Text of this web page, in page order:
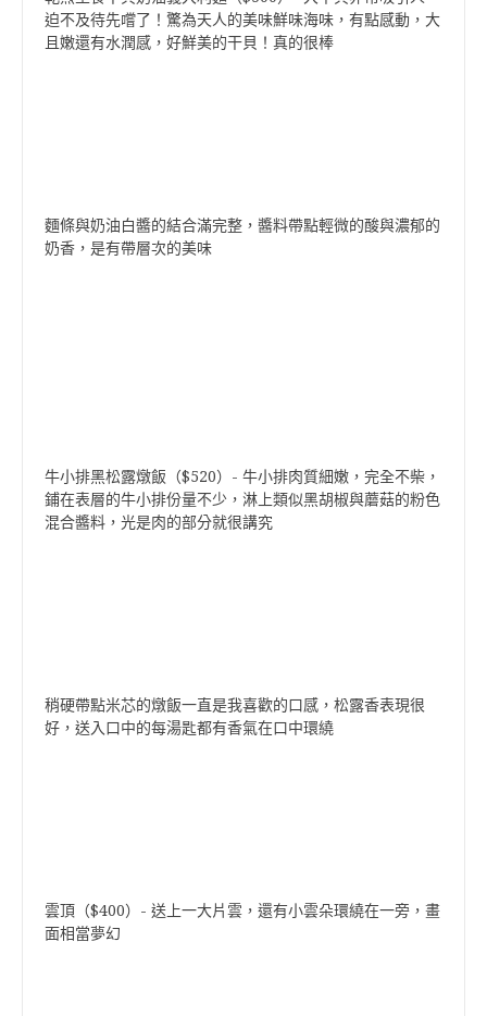
迫不及待先嚐了！驚為天人的美味鮮味海味，有點感動，大
且嫩還有水潤感，好鮮美的干貝！真的很棒
麵條與奶油白醬的結合滿完整，醬料帶點輕微的酸與濃郁的
奶香，是有帶層次的美味
牛小排黑松露燉飯（$520）- 牛小排肉質細嫩，完全不柴，
鋪在表層的牛小排份量不少，淋上類似黑胡椒與蘑菇的粉色
混合醬料，光是肉的部分就很講究
稍硬帶點米芯的燉飯一直是我喜歡的口感，松露香表現很
好，送入口中的每湯匙都有香氣在口中環繞
雲頂（$400）- 送上一大片雲，還有小雲朵環繞在一旁，畫
面相當夢幻